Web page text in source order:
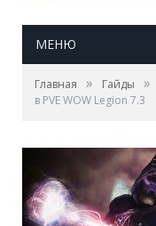
МЕНЮ
Главная » Гайды »
в PVE WOW Legion 7.3